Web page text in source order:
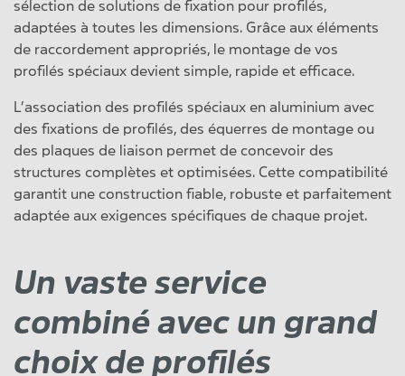
sélection de solutions de fixation pour profilés,
adaptées à toutes les dimensions. Grâce aux éléments
de raccordement appropriés, le montage de vos
profilés spéciaux devient simple, rapide et efficace.
L’association des profilés spéciaux en aluminium avec
des fixations de profilés, des équerres de montage ou
des plaques de liaison permet de concevoir des
structures complètes et optimisées. Cette compatibilité
garantit une construction fiable, robuste et parfaitement
adaptée aux exigences spécifiques de chaque projet.
Un vaste service
combiné avec un grand
choix de profilés